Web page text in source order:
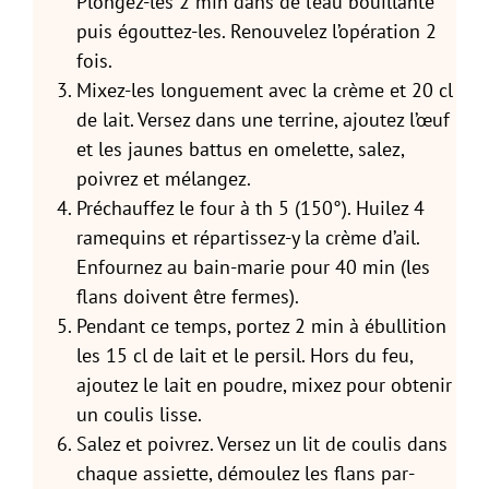
puis égouttez-les. Renouvelez l’opération 2
fois.
Mixez-les longuement avec la crème et 20 cl
de lait. Versez dans une terrine, ajoutez l’œuf
et les jaunes battus en omelette, salez,
poivrez et mélangez.
Préchauffez le four à th 5 (150°). Huilez 4
ramequins et répartissez-y la crème d’ail.
Enfournez au bain-marie pour 40 min (les
flans doivent être fermes).
Pendant ce temps, portez 2 min à ébullition
les 15 cl de lait et le persil. Hors du feu,
ajoutez le lait en poudre, mixez pour obtenir
un coulis lisse.
Salez et poivrez. Versez un lit de coulis dans
chaque assiette, démoulez les flans par-